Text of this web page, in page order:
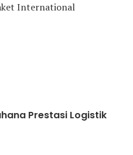
International
Prestasi Logistik